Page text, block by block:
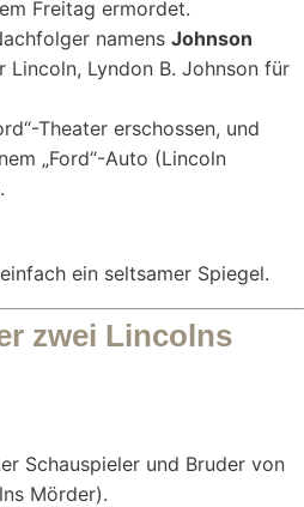
Freitag ermordet.
namens Johnson
Lincoln, Lyndon B. Johnson für
Theater erschossen, und
„Ford“-Auto (Lincoln
ein seltsamer Spiegel.
zwei Lincolns
Schauspieler und Bruder von
Mörder).